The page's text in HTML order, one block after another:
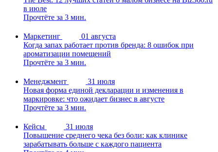
в июле
Прочтёте за 3 мин.
Маркетинг
01 августа
Когда запах работает против бренда: 8 ошибок при
ароматизации помещений
Прочтёте за 3 мин.
Менеджмент
31 июля
Новая форма единой декларации и изменения в
маркировке: что ожидает бизнес в августе
Прочтёте за 3 мин.
Кейсы
31 июля
Повышение среднего чека без боли: как клинике
зарабатывать больше с каждого пациента